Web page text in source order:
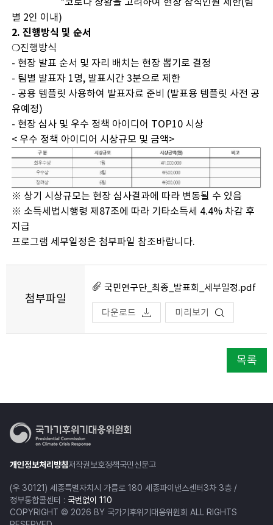
별 2인 이내)
2. 진행방식 및 순서
❍진행방식
- 현장 발표 순서 및 자리 배치는 현장 뽑기로 결정
- 팀별 발표자 1명, 발표시간 3분으로 제한
- 공용 템플릿 사용하여 발표자료 준비 (발표용 템플릿 사전 공
유예정)
- 현장 심사 및 우수 정책 아이디어 TOP10 시상
< 우수 정책 아이디어 시상규모 및 금액>
※ 상기 시상규모는 현장 심사결과에 따라 변동될 수 있음
※ 소득세법시행령 제87조에 따라 기타소득세 4.4% 차감 후
지급
프로그램 세부일정은 첨부파일 참조바랍니다.
첨부파일
국민연구단_최종_발표회_세부일정.pdf
다운로드 미리보기
목록
개인정보처리방침저작권보호정책국민신문고
(우 30121) 세종특별자치시 가름로 180 세종파이낸스센터3차 3층 /
정부통합콜센터 : 국번없이 110
COPYRIGHT © 2026 BY 국가기후위기대응위원회 ALL RIGHTS